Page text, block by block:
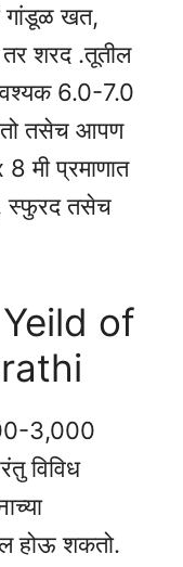
गांडूळ खत,
शरद .तूतील
6.0-7.0
तसेच आपण
मी प्रमाणात
स्फुरद तसेच
Yeild of
3,000
विविध
होऊ शकतो.